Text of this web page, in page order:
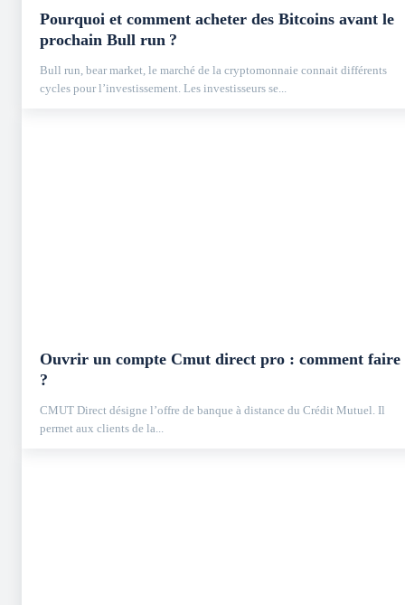
Pourquoi et comment acheter des Bitcoins avant le
prochain Bull run ?
Bull run, bear market, le marché de la cryptomonnaie connait différents
cycles pour l’investissement. Les investisseurs se...
Ouvrir un compte Cmut direct pro : comment faire
?
CMUT Direct désigne l’offre de banque à distance du Crédit Mutuel. Il
permet aux clients de la...